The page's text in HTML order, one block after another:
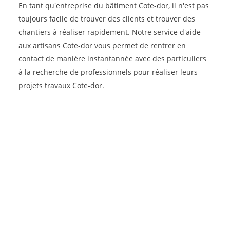
En tant qu'entreprise du bâtiment Cote-dor, il n'est pas
toujours facile de trouver des clients et trouver des
chantiers à réaliser rapidement. Notre service d'aide
aux artisans Cote-dor vous permet de rentrer en
contact de manière instantannée avec des particuliers
à la recherche de professionnels pour réaliser leurs
projets travaux Cote-dor.